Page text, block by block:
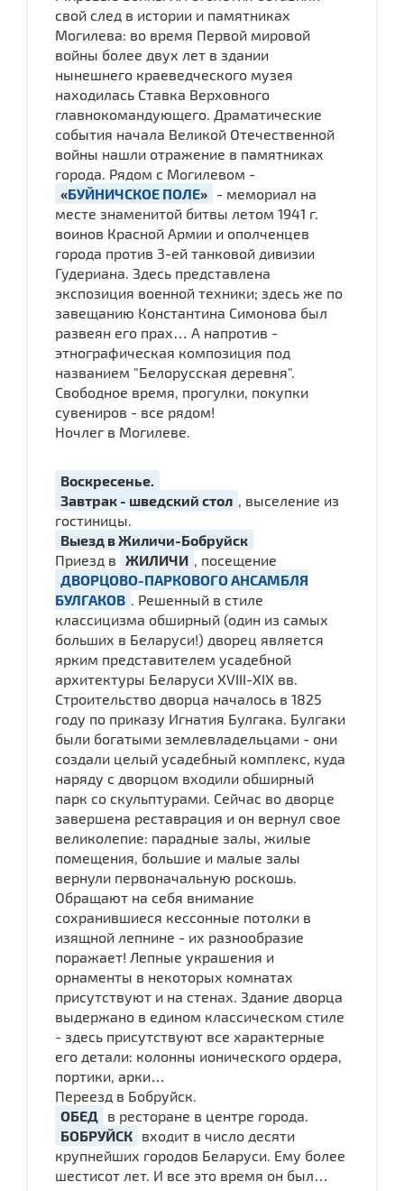
свой след в истории и памятниках
Могилева: во время Первой мировой
войны более двух лет в здании
нынешнего краеведческого музея
находилась Ставка Верховного
главнокомандующего. Драматические
события начала Великой Отечественной
войны нашли отражение в памятниках
города. Рядом с Могилевом -
«БУЙНИЧСКОЕ ПОЛЕ» - мемориал на
месте знаменитой битвы летом 1941 г.
воинов Красной Армии и ополченцев
города против 3-ей танковой дивизии
Гудериана. Здесь представлена
экспозиция военной техники; здесь же по
завещанию Константина Симонова был
развеян его прах… А напротив -
этнографическая композиция под
названием "Белорусская деревня".
Свободное время, прогулки, покупки
сувениров - все рядом!
Ночлег в Могилеве.
Воскресенье.
Завтрак - шведский стол
, выселение из
гостиницы.
Выезд в Жиличи-Бобруйск
Приезд в ЖИЛИЧИ
, посещение
ДВОРЦОВО-ПАРКОВОГО АНСАМБЛЯ
БУЛГАКОВ
. Решенный в стиле
классицизма обширный (один из самых
больших в Беларуси!) дворец является
ярким представителем усадебной
архитектуры Беларуси XVIII-XIX вв.
Строительство дворца началось в 1825
году по приказу Игнатия Булгака. Булгаки
были богатыми землевладельцами - они
создали целый усадебный комплекс, куда
наряду с дворцом входили обширный
парк со скульптурами. Сейчас во дворце
завершена реставрация и он вернул свое
великолепие: парадные залы, жилые
помещения, большие и малые залы
вернули первоначальную роскошь.
Обращают на себя внимание
сохранившиеся кессонные потолки в
изящной лепнине - их разнообразие
поражает! Лепные украшения и
орнаменты в некоторых комнатах
присутствуют и на стенах. Здание дворца
выдержано в едином классическом стиле
- здесь присутствуют все характерные
его детали: колонны ионического ордера,
портики, арки…
Переезд в Бобруйск.
ОБЕД
в ресторане в центре города.
БОБРУЙСК входит в число десяти
крупнейших городов Беларуси. Ему более
шестисот лет. И все это время он был…